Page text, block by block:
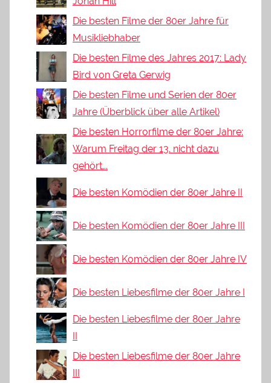
Die besten Filme der 80er Jahre für
Musikliebhaber
Die besten Filme des Jahres 2017: Lady
Bird von Greta Gerwig
Die besten Filme und Serien der 80er
Jahre (Überblick über alle Artikel)
Die besten Horrorfilme der 80er Jahre:
Warum Freitag der 13. nicht dazu
gehört...
Die besten Komödien der 80er Jahre II
Die besten Komödien der 80er Jahre III
Die besten Komödien der 80er Jahre IV
Die besten Liebesfilme der 80er Jahre I
Die besten Liebesfilme der 80er Jahre
II
Die besten Liebesfilme der 80er Jahre
III